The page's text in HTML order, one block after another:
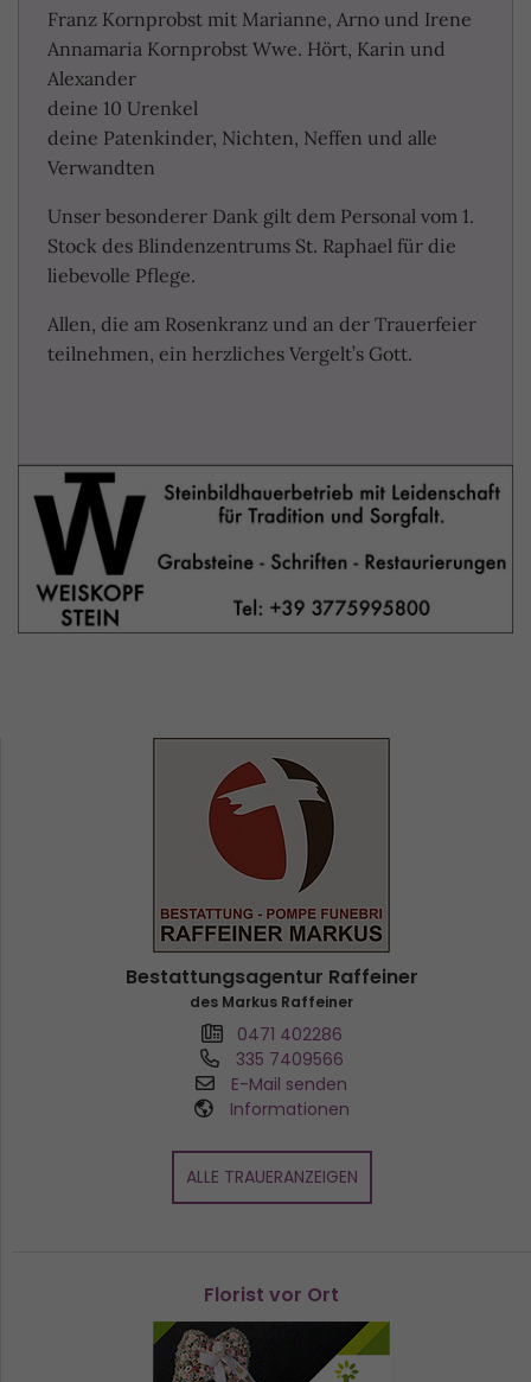
Franz Kornprobst mit Marianne, Arno und Irene
Annamaria Kornprobst Wwe. Hört, Karin und
Alexander
deine 10 Urenkel
deine Patenkinder, Nichten, Neffen und alle
Verwandten
Unser besonderer Dank gilt dem Personal vom 1.
Stock des Blindenzentrums St. Raphael für die
liebevolle Pflege.
Allen, die am Rosenkranz und an der Trauerfeier
teilnehmen, ein herzliches Vergelt’s Gott.
Bestattungsagentur Raffeiner
des Markus Raffeiner
0471 402286
335 7409566
E-Mail senden
Informationen
ALLE TRAUERANZEIGEN
Florist vor Ort